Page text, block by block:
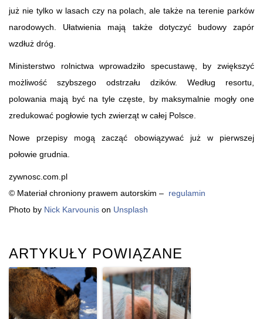
już nie tylko w lasach czy na polach, ale także na terenie parków
narodowych. Ułatwienia mają także dotyczyć budowy zapór
wzdłuż dróg.
Ministerstwo rolnictwa wprowadziło specustawę, by zwiększyć
możliwość szybszego odstrzału dzików. Według resortu,
polowania mają być na tyle częste, by maksymalnie mogły one
zredukować pogłowie tych zwierząt w całej Polsce.
Nowe przepisy mogą zacząć obowiązywać już w pierwszej
połowie grudnia.
zywnosc.com.pl
© Materiał chroniony prawem autorskim – regulamin
Photo by Nick Karvounis on Unsplash
ARTYKUŁY POWIĄZANE